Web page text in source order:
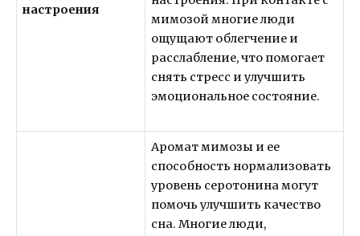
настроения
мимозой многие люди
ощущают облегчение и
расслабление, что помогает
снять стресс и улучшить
эмоциональное состояние.
Аромат мимозы и ее
способность нормализовать
уровень серотонина могут
помочь улучшить качество
сна. Многие люди,